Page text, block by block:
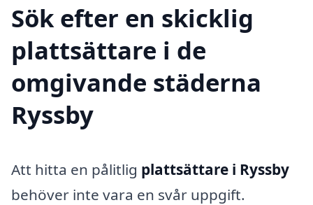
Sök efter en skicklig
plattsättare i de
omgivande städerna
Ryssby
Att hitta en pålitlig plattsättare i Ryssby
behöver inte vara en svår uppgift.